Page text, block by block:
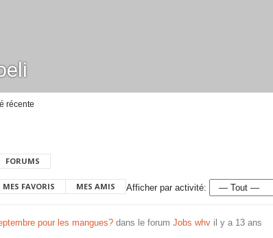
récente
FORUMS
MES FAVORIS MES AMIS Afficher par activité:
pour les mangues? dans le forum Jobs whv il y a 13 ans